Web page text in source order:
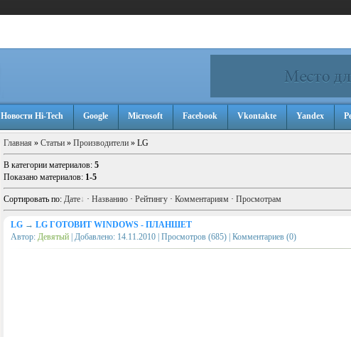
Новости Hi-Tech Google Microsoft Facebook Vkontakte Yandex
Главная » Статьи » Производители » LG
В категории материалов: 5
Показано материалов: 1-5
Сортировать по: Дате · Названию · Рейтингу · Комментариям · Просмотрам
LG → LG ГОТОВИТ WINDOWS - ПЛАНШЕТ
Автор: Девятый | Добавлено: 14.11.2010 | Просмотров (685) | Комментариев (0)